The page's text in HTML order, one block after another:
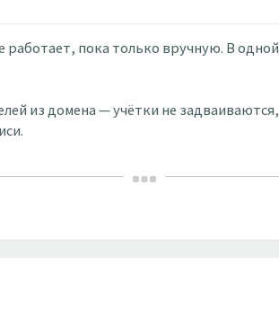
пока только вручную. В
из домена — учётки не